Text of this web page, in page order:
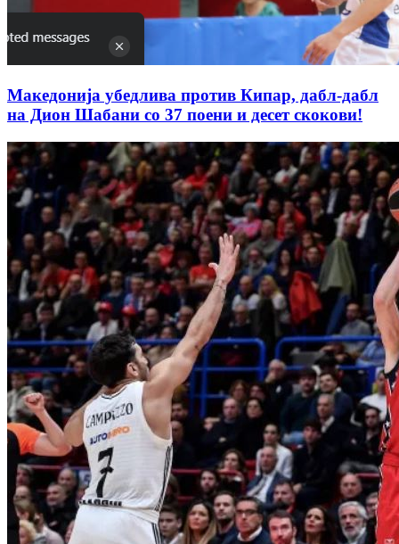
Македонија убедлива против Кипар, дабл-дабл
на Дион Шабани со 37 поени и десет скокови!